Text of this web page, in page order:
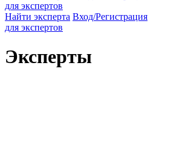
для экспертов
Найти эксперта Вход/Регистрация
для экспертов
Эксперты